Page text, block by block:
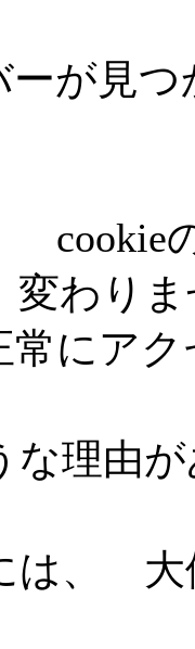
が見
cookie
変わり
にア
な理由
は、